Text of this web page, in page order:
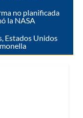
no planificada
la NASA
Estados Unidos